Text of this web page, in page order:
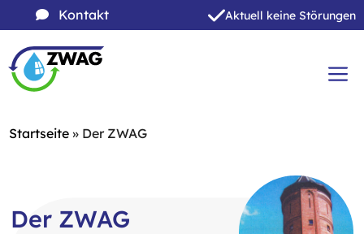
Inhalt
springen
Kontakt Aktuell keine Störungen
Inhalt
springen
Startseite » Der ZWAG
Der ZWAG